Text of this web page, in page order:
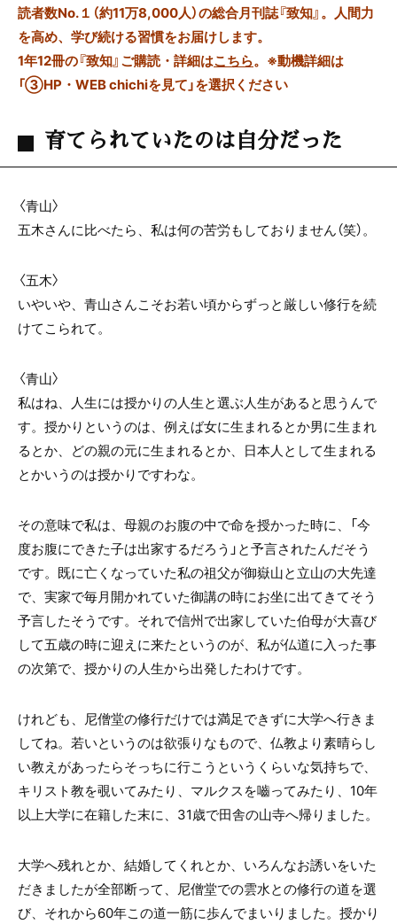
読者数No.１（約11万8,000人）の総合月刊誌『致知』。人間力
を高め、学び続ける習慣をお届けします。
1年12冊の『致知』ご購読・詳細はこちら。 ※動機詳細は
「③HP・WEB chichiを見て」を選択ください
育てられていたのは自分だった
〈青山〉
五木さんに比べたら、私は何の苦労もしておりません（笑）。
〈五木〉
いやいや、青山さんこそお若い頃からずっと厳しい修行を続
けてこられて。
〈青山〉
私はね、人生には授かりの人生と選ぶ人生があると思うんで
す。授かりというのは、例えば女に生まれるとか男に生まれ
るとか、どの親の元に生まれるとか、日本人として生まれる
とかいうのは授かりですわな。
その意味で私は、母親のお腹の中で命を授かった時に、「今
度お腹にできた子は出家するだろう」と予言されたんだそう
です。既に亡くなっていた私の祖父が御嶽山と立山の大先達
で、実家で毎月開かれていた御講の時にお坐に出てきてそう
予言したそうです。それで信州で出家していた伯母が大喜び
して五歳の時に迎えに来たというのが、私が仏道に入った事
の次第で、授かりの人生から出発したわけです。
けれども、尼僧堂の修行だけでは満足できずに大学へ行きま
してね。若いというのは欲張りなもので、仏教より素晴らし
い教えがあったらそっちに行こうというくらいな気持ちで、
キリスト教を覗いてみたり、マルクスを嚙ってみたり、10年
以上大学に在籍した末に、31歳で田舎の山寺へ帰りました。
大学へ残れとか、結婚してくれとか、いろんなお誘いをいた
だきましたが全部断って、尼僧堂での雲水との修行の道を選
び、それから60年この道一筋に歩んでまいりました。授かり